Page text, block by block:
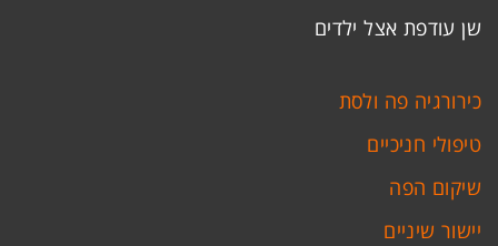
שן עודפת אצל ילדים
כירורגיה פה ולסת
טיפולי חניכיים
שיקום הפה
יישור שיניים